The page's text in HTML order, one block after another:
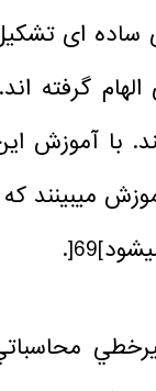
ساده ای
الهام
با